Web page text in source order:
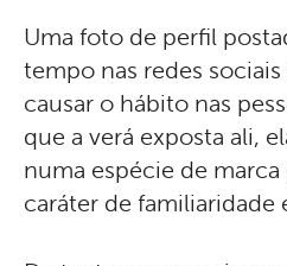
Uma foto de perfil
tempo nas redes
causar o hábito nas
que a verá exposta ali,
numa espécie de
caráter de familiaridade